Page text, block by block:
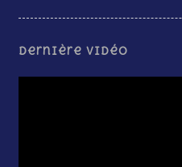
Dernière vidéo